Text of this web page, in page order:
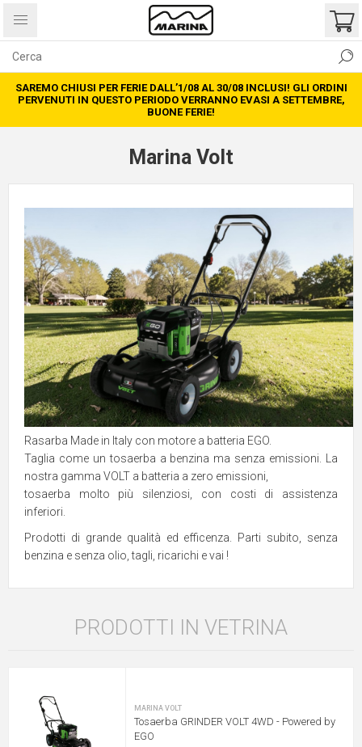
SAREMO CHIUSI PER FERIE DALL’1/08 AL 30/08 INCLUSI! GLI ORDINI
PERVENUTI IN QUESTO PERIODO VERRANNO EVASI A SETTEMBRE,
BUONE FERIE!
Marina Volt
Rasarba Made in Italy con motore a batteria EGO.
Taglia come un tosaerba a benzina ma senza emissioni. La
nostra gamma VOLT a batteria a zero emissioni,
tosaerba molto più silenziosi, con costi di assistenza
inferiori.
Prodotti di grande qualità ed efficenza. Parti subito, senza
benzina e senza olio, tagli, ricarichi e vai !
PRODOTTI IN VETRINA
MARINA VOLT
Tosaerba GRINDER VOLT 4WD - Powered by
EGO